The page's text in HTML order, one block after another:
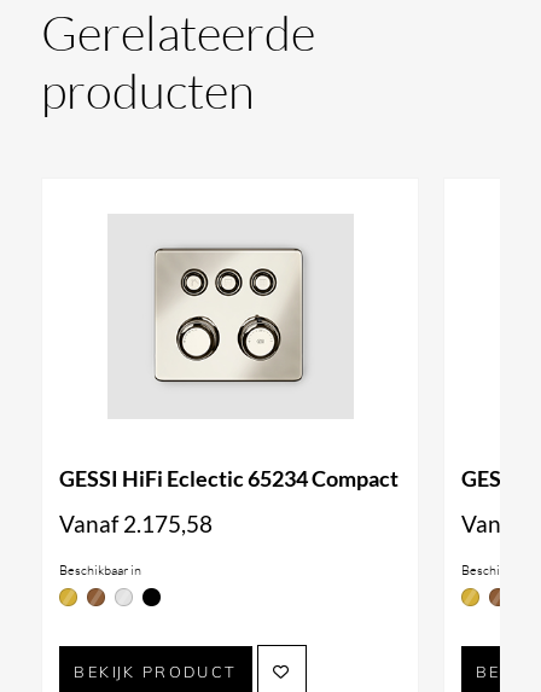
Gerelateerde
producten
GESSI HiFi Eclectic 65234 Compact
Vanaf2.175,58
Beschikbaar in
BEKIJK PRODUCT
GESSI
Vanaf
Beschikbaar